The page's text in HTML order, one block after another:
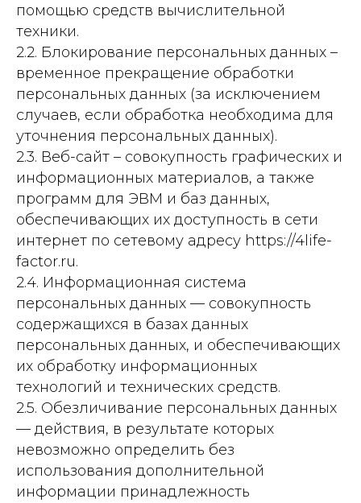
помощью средств вычислительной
техники.
2.2. Блокирование персональных данных –
временное прекращение обработки
персональных данных (за исключением
случаев, если обработка необходима для
уточнения персональных данных).
2.3. Веб-сайт – совокупность графических и
информационных материалов, а также
программ для ЭВМ и баз данных,
обеспечивающих их доступность в сети
интернет по сетевому адресу https://4life-
factor.ru.
2.4. Информационная система
персональных данных — совокупность
содержащихся в базах данных
персональных данных, и обеспечивающих
их обработку информационных
технологий и технических средств.
2.5. Обезличивание персональных данных
— действия, в результате которых
невозможно определить без
использования дополнительной
информации принадлежность